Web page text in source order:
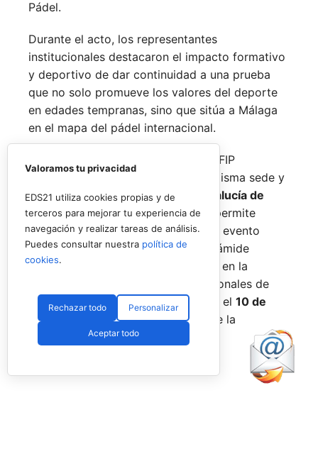
Pádel.
Durante el acto, los representantes
institucionales destacaron el impacto formativo
y deportivo de dar continuidad a una prueba
que no solo promueve los valores del deporte
en edades tempranas, sino que sitúa a Málaga
en el mapa del pádel internacional.
De forma paralela al desarrollo del FIP
Promises, la FAP organizará en la misma sede y
fechas losInternacionales de Andalucía de
Menores 2026. Esta cita paralela permite
incorporar la categoríabenjamín
al evento
global, completando así toda la pirámide
formativa.
El plazo para registrarse en la
categoría benjamín de los Internacionales de
Andalucía permanece abierto hasta el 10 de
agosto
a través de la web oficial de la
Federación.
Valoramos tu privacidad
EDS21 utiliza cookies propias y de
terceros para mejorar tu experiencia de
navegación y realizar tareas de análisis.
Puedes consultar nuestra política de
cookies.
Rechazar todo Personalizar
Aceptar todo